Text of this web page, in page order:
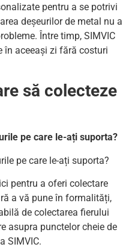
pentru a se potrivi
deșeurilor de metal nu a
Între timp, SIMVIC
în aceeași zi fără costuri
să colecteze
pe care le-ați suporta?
pe care le-ați suporta?
pentru a oferi colectare
a vă pune în formalități,
de colectarea fierului
asupra punctelor cheie de
SIMVIC.